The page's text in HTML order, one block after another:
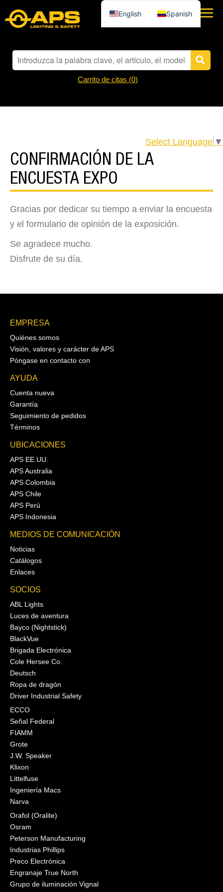
Carrito de citas (0)
Select Language ▼
CONFIRMACIÓN DE LA
ENCUESTA EXPO
Gracias por dedicar su tiempo a enviar la encuesta
y el formulario de opinión de la exposición.
Se agradece mucho.
Disfrute de su día.
EMPRESA
Quiénes somos
Visión, valores y carácter de APS
Póngase en contacto con
AYUDA
Cuenta nueva
Garantía
Seguimiento de pedidos
Términos
UBICACIONES
APS EE.UU.
APS Australia
APS Colombia
APS Chile
APS Perú
APS Indonesia
MEDIOS DE COMUNICACIÓN
Noticias
Catálogos
Enlaces
SOCIOS
ABL Lights
Luces de aventura
Bayco (Nightstick)
BlackVue
Brigada Electrónica
Cole Hersee Co.
Deutsch
Ropa de dragón
Driver Industrial Safety
ECCO
Señal Federal
FIAMM
Grote
J.W. Speaker
Klixon
Littelfuse
Ingeniería Macs
Narva
Orafol (Oralite)
Osram
Peterson Manufacturing
Industrias Phillips
Preco Electrónica
Engranaje True North
Grupo de iluminación Vignal
English Spanish